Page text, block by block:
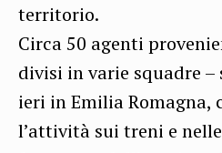
territorio.
Circa 50 agenti
divisi in varie squadre
ieri in Emilia Romagna,
l’attività sui treni e